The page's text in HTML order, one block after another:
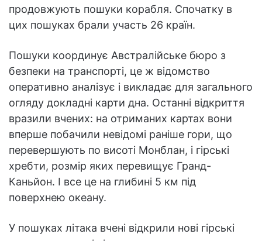
продовжують пошуки корабля. Спочатку в
цих пошуках брали участь 26 країн.
Пошуки координує Австралійське бюро з
безпеки на транспорті, це ж відомство
оперативно аналізує і викладає для загального
огляду докладні карти дна. Останні відкриття
вразили вчених: на отриманих картах вони
вперше побачили невідомі раніше гори, що
перевершують по висоті Монблан, і гірські
хребти, розмір яких перевищує Гранд-
Каньйон. І все це на глибині 5 км під
поверхнею океану.
У пошуках літака вчені відкрили нові гірські